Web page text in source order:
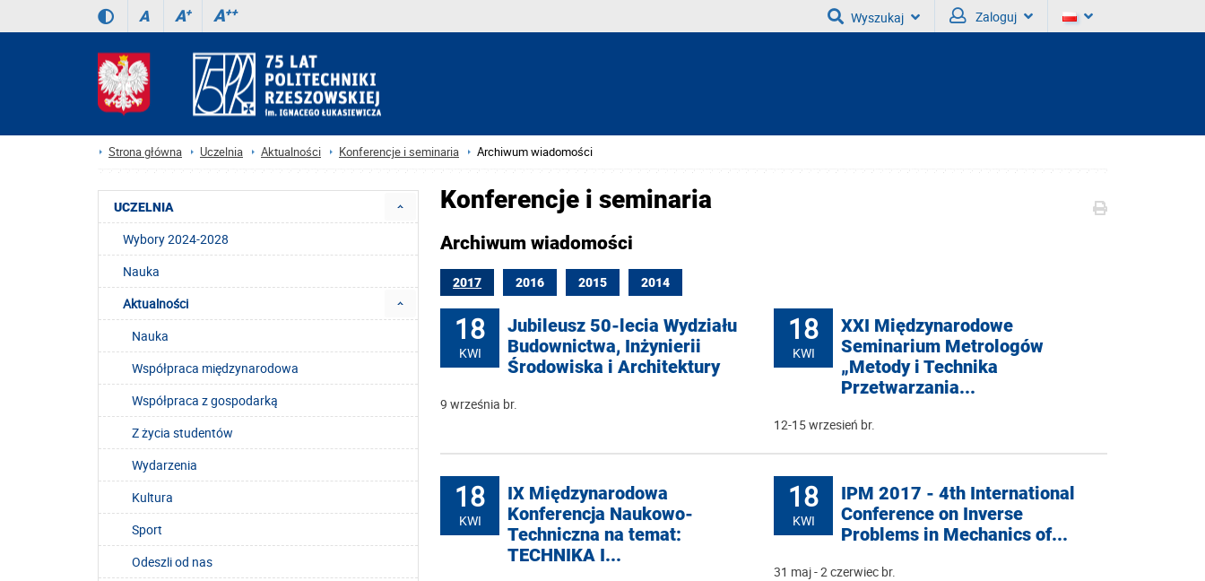
A A+ A++ Wyszukaj Zaloguj
Strona główna Uczelnia Aktualności Konferencje i seminaria Archiwum wiadomości
Konferencje i seminaria
Archiwum wiadomości
2017 2016 2015 2014
18
KWI
Jubileusz 50-lecia Wydziału
Budownictwa, Inżynierii
Środowiska i Architektury
9 września br.
18
KWI
XXI Międzynarodowe
Seminarium Metrologów
„Metody i Technika
Przetwarzania...
12-15 wrzesień br.
18
KWI
IX Międzynarodowa
Konferencja Naukowo-
Techniczna na temat:
TECHNIKA I...
18
KWI
IPM 2017 - 4th International
Conference on Inverse
Problems in Mechanics of...
31 maj - 2 czerwiec br.
UCZELNIA
Wybory 2024-2028
Nauka
Aktualności
Nauka
Współpraca międzynarodowa
Współpraca z gospodarką
Z życia studentów
Wydarzenia
Kultura
Sport
Odeszli od nas